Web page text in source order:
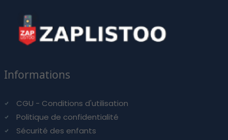
Informations
CGU - Conditions d'utilisation
Politique de confidentialité
Sécurité des enfants